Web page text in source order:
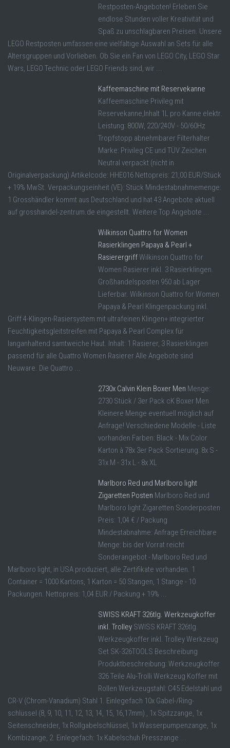
Restposten-Angeboten! Erleben Sie
endlose Stunden voller Kreativität und
Spaß zu unschlagbaren Preisen. Unsere
LEGO Restposten umfassen eine vielfältige Auswahl an Sets für alle
Altersgruppen und Vorlieben. Ob Sie ein Fan von LEGO City, LEGO Star
Wars, LEGO Technic oder LEGO Friends sind, wir ...
Kaffeemaschine mit Reservekanne
Kaffeemaschine Privileg mit
Reservekanne,Inhalt 1L pro Kanne elektr.
Leistung: 800W, 220/240V - 50/60Hz
Tropfstopp abnehmbarer Filterhalter
Marke: Privileg CE und TÜV Zeichen
Neutral verpackt (nicht in
Originalverpackung) Artikelcode: HHE016 Nettopreis: 21,00 EUR/Stück
+ 19% MwSt. Verpackungseinheit (VE): Stück Mindestabnahmemenge:
1 Grosshändler kommt aus Deutschland und hat 43 Angebote aktuell
auf grosshandel-zentrum.de eingestellt. Weitere Top Angebote ...
Wilkinson Quattro for Women
Rasierklingen Papaya & Pearl +
RasierergriffWilkinson Quattro for
Women Rasierer inkl. 3 Rasierklingen.
Großhandelsposten 950 ab Lager
Lieferbar. Wilkinson Quattro for Women
Papaya & Pearl Klingenpackung inkl.
Griff 4-Klingen-Rasiersystem mit ultrafeinen Klingen+ integrierter
Feuchtigkeitsgleitstreifen mit Papaya & Pearl Complex für
langanhaltend samtweiche Haut. Inhalt: 1 Rasierer, 3 Rasierklingen
passend für alle Quattro Women Rasierer Alle Angebote sind
Neuware. Die Quattro ...
2730x Calvin Klein Boxer Men Menge:
2730 Stück / 3er Pack cK Boxer Men
Kleinere Menge eventuell möglich auf
Anfrage! Verschiedene Modelle - Liste
vorhanden Farben: Black - Mix Color
Karton à 78x 3er Pack Sortierung: 8x S -
31x M - 31x L - 8x XL
Marlboro Red und Marlboro light
Zigaretten Posten Marlboro Red und
Marlboro light Zigaretten Sonderposten
Preis: 1,04 € / Packung
Mindestabnahme: Anfrage Erreichbare
Menge: bis der Vorrat reicht
Sonderangebot - Marlboro Red und
Marlboro light, in USA produziert, alle Zertifikate vorhanden. 1
Container = 1000 Kartons, 1 Karton = 50 Stangen, 1 Stange - 10
Packungen. Nettopreis: 1,04 EUR / Packung + 19% ...
SWISS KRAFT 326tlg. Werkzeugkoffer
inkl. Trolley SWISS KRAFT 326tlg.
Werkzeugkoffer inkl. Trolley Werkzeug
Set SK-326TOOLS Beschreibung
Produktbeschreibung: Werkzeugkoffer
326 Teile Alu-Trolli Werkzeug Koffer mit
Rollen Werkzeugstahl: C45 Edelstahl und
CR-V (Chrom-Vanadium) Stahl 1. Einlegefach 10x Gabel-/Ring-
schlüssel (8, 9, 10, 11, 12, 13, 14, 15, 16,17mm) , 1x Spitzzange, 1x
Seitenschneider, 1x Rollgabelschlüssel, 1x Wasserpumpenzange, 1x
Kombizange, 2. Einlegefach: 1x Kabelschuh Presszange ...